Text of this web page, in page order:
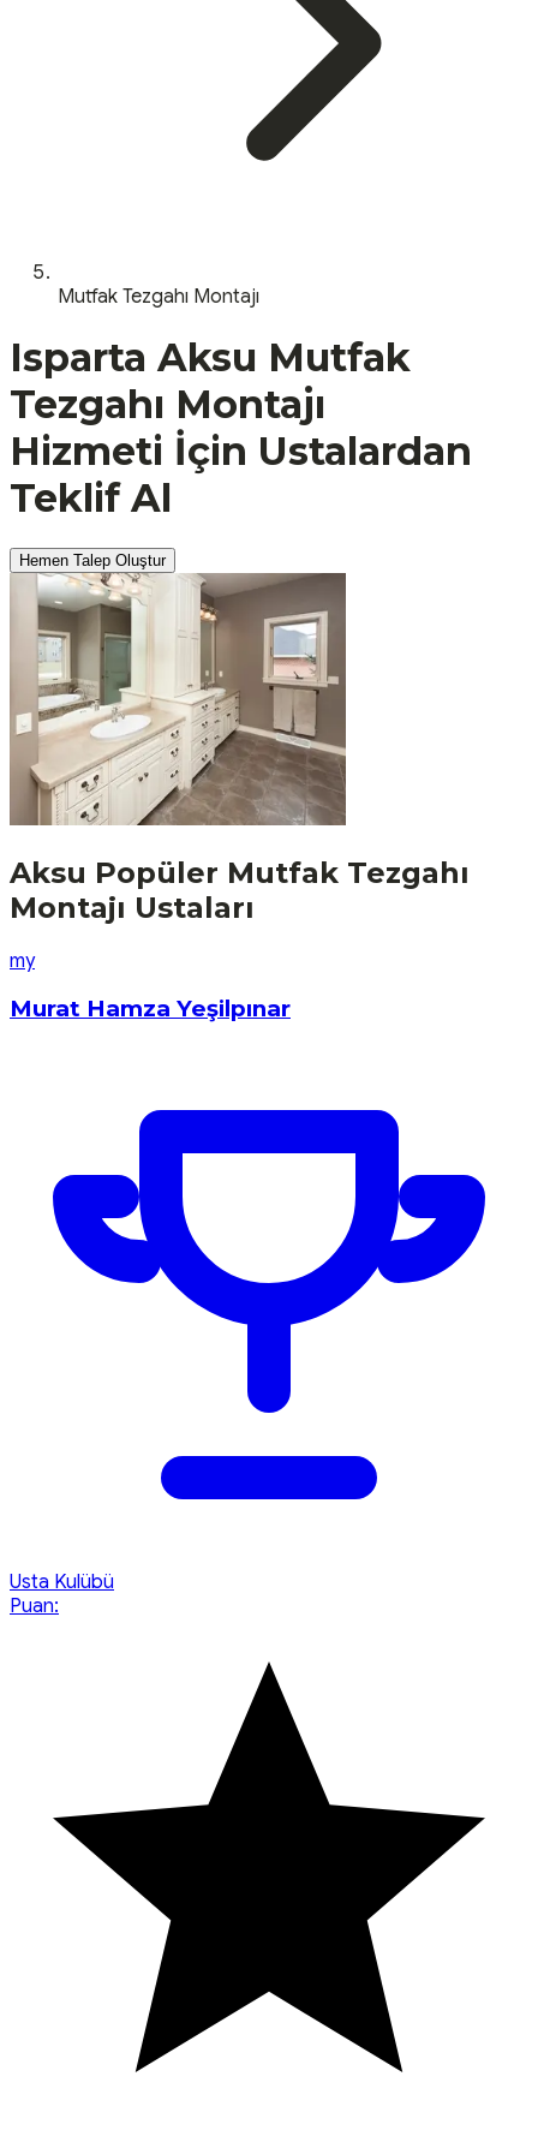
Mutfak Tezgahı Montajı
Isparta Aksu Mutfak
Tezgahı Montajı
Hizmeti İçin Ustalardan
Teklif Al
Hemen Talep Oluştur
Aksu Popüler Mutfak Tezgahı
Montajı Ustaları
my
Murat Hamza Yeşilpınar
Usta Kulübü
Puan: